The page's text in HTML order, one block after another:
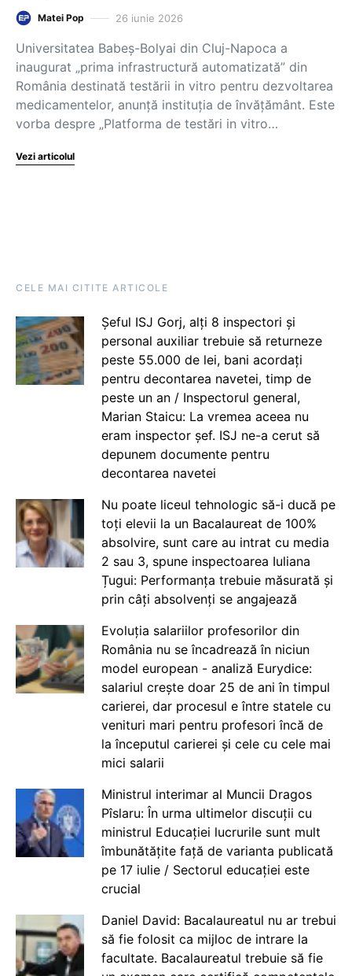
Matei Pop 26 iunie 2026
Universitatea Babeș-Bolyai din Cluj-Napoca a
inaugurat „prima infrastructură automatizată” din
România destinată testării in vitro pentru dezvoltarea
medicamentelor, anunță instituția de învățământ. Este
vorba despre „Platforma de testări in vitro…
Vezi articolul
CELE MAI CITITE ARTICOLE
Șeful ISJ Gorj, alți 8 inspectori și
personal auxiliar trebuie să returneze
peste 55.000 de lei, bani acordați
pentru decontarea navetei, timp de
peste un an / Inspectorul general,
Marian Staicu: La vremea aceea nu
eram inspector șef. ISJ ne-a cerut să
depunem documente pentru
decontarea navetei
Nu poate liceul tehnologic să-i ducă pe
toți elevii la un Bacalaureat de 100%
absolvire, sunt care au intrat cu media
2 sau 3, spune inspectoarea Iuliana
Țugui: Performanța trebuie măsurată și
prin câți absolvenți se angajează
Evoluția salariilor profesorilor din
România nu se încadrează în niciun
model european - analiză Eurydice:
salariul crește doar 25 de ani în timpul
carierei, dar procesul e între statele cu
venituri mari pentru profesori încă de
la începutul carierei și cele cu cele mai
mici salarii
Ministrul interimar al Muncii Dragos
Pîslaru: În urma ultimelor discuții cu
ministrul Educației lucrurile sunt mult
îmbunătățite față de varianta publicată
pe 17 iulie / Sectorul educației este
crucial
Daniel David: Bacalaureatul nu ar trebui
să fie folosit ca mijloc de intrare la
facultate. Bacalaureatul trebuie să fie